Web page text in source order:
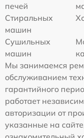
печей
Стиральных
машин
Сушильных
машин
Мы занимаемся
обслуживанием
гарантийного
работает
авторизации от
указанные на